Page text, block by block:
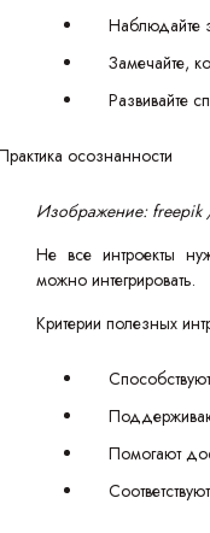
Наблюдайте
Замечайте,
Развивайте
Изображение: freepik
Не все интроекты
можно интегрировать.
Критерии полезных
Помогают